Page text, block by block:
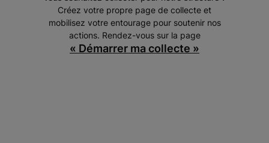
Créez votre propre page de collecte et
mobilisez votre entourage pour soutenir nos
actions. Rendez-vous sur la page
« Démarrer ma collecte »